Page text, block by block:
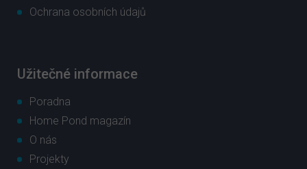
Ochrana osobních údajů
Užitečné informace
Poradna
Home Pond magazín
O nás
Projekty